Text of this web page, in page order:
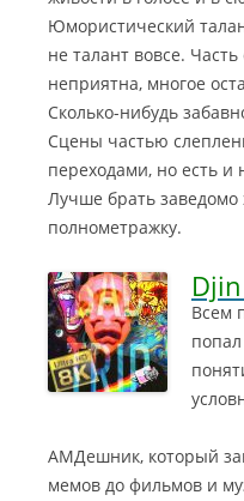
Юмористический
не талант вовсе.
неприятна, многое
Сколько-нибудь
Сцены частью
переходами, но есть
Лучше брать
полнометражку.
Всем
АМДешник, который
мемов до фильмов и